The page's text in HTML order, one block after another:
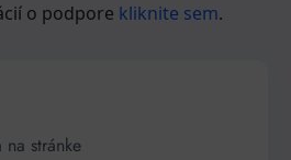
o podpore kliknite sem.
na stránke